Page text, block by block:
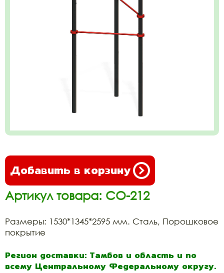
Добавить в корзину
Артикул товара: СО-212
Размеры: 1530*1345*2595 мм. Сталь, Порошковое
покрытие
Регион доставки: Тамбов и область и по
всему Центральному Федеральному округу.